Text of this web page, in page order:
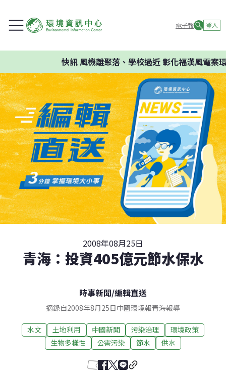
電子報 登入
快訊風機離聚落、學校過近 彰化福漢風電案環
2008年08月25日
青海：投資405億元節水保水
時事新聞/編輯直送
摘錄自2008年8月25日中國環境報青海報導
水文 土地利用 中國新聞 污染治理
環境政策
生物多樣性
公害污染 節水 供水